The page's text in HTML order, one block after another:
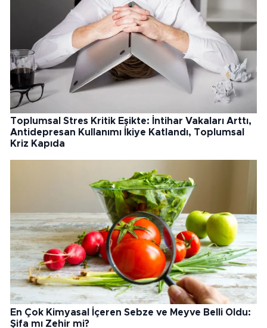
Toplumsal Stres Kritik Eşikte: İntihar Vakaları Arttı,
Antidepresan Kullanımı İkiye Katlandı, Toplumsal
Kriz Kapıda
En Çok Kimyasal İçeren Sebze ve Meyve Belli Oldu:
Şifa mı Zehir mi?